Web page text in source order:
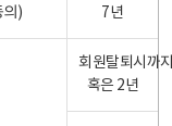
의)
7년
회원탈퇴시까
혹은 2년